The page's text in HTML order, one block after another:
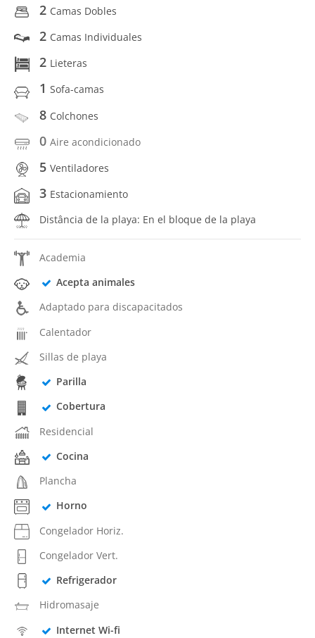
2 Camas Dobles
2 Camas Individuales
2 Lieteras
1 Sofa-camas
8 Colchones
0 Aire acondicionado
5 Ventiladores
3 Estacionamiento
Distância de la playa: En el bloque de la playa
Academia
Acepta animales
Adaptado para discapacitados
Calentador
Sillas de playa
Parilla
Cobertura
Residencial
Cocina
Plancha
Horno
Congelador Horiz.
Congelador Vert.
Refrigerador
Hidromasaje
Internet Wi-fi